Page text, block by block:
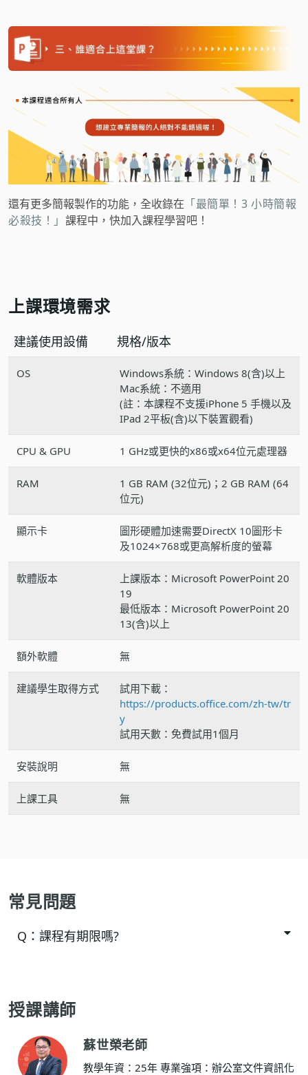
還有更多簡報製作的功能，全收錄在 「最簡單！3 小時簡報
必殺技！」 課程中，快加入課程學習吧！
上課環境需求
建議使用設備 規格/版本
OS
Windows系統：Windows 8(含)以上
Mac系統：不適用
(註：本課程不支援iPhone 5 手機以及
IPad 2平板(含)以下裝置觀看)
CPU & GPU 1 GHz或更快的x86或x64位元處理器
RAM
1 GB RAM (32位元)；2 GB RAM (64
位元)
顯示卡
圖形硬體加速需要DirectX 10圖形卡
及1024×768或更高解析度的螢幕
軟體版本
上課版本：Microsoft PowerPoint 20
19
最低版本：Microsoft PowerPoint 20
13(含)以上
額外軟體 無
建議學生取得方式
試用下載：
https://products.office.com/zh-tw/tr
y
試用天數：免費試用1個月
安裝說明 無
上課工具 無
常見問題
Q： 課程有期限嗎?
授課講師
蘇世榮老師
教學年資：25年 專業強項：辦公室文件資訊化